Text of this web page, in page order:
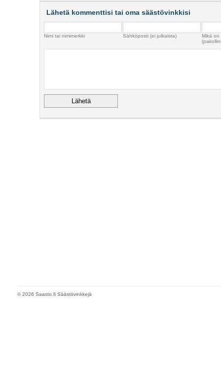
Lähetä kommenttisi tai oma säästövinkkisi
Nimi tai nimimerkki Sähköposti (ei julkaista)
Mikä
© 2026 Saasto.fi Säästövinkkejä